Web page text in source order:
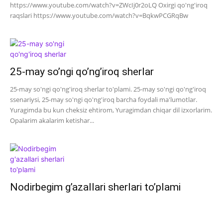
https://www.youtube.com/watch?v=ZWcIj0r2oLQ Oxirgi qo'ng'iroq
raqslari https://www.youtube.com/watch?v=BqkwPCGRqBw
25-may so’ngi qo’ng’iroq sherlar
25-may so'ngi qo'ng'iroq sherlar to'plami. 25-may so'ngi qo'ng'iroq
ssenariysi, 25-may so'ngi qo'ng'iroq barcha foydali ma'lumotlar.
Yuragimda bu kun cheksiz ehtirom, Yuragimdan chiqar dil izxorlarim.
Opalarim akalarim ketishar...
Nodirbegim g’azallari sherlari to’plami